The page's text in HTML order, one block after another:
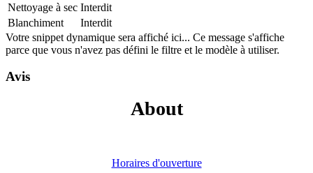
Nettoyage à sec Interdit
Blanchiment
Interdit
Votre snippet dynamique sera affiché ici... Ce message s'affiche
parce que vous n'avez pas défini le filtre et le modèle à utiliser.
Avis
About
Horaires d'ouverture